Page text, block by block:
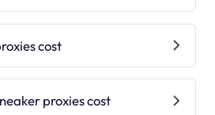
cost
proxies cost